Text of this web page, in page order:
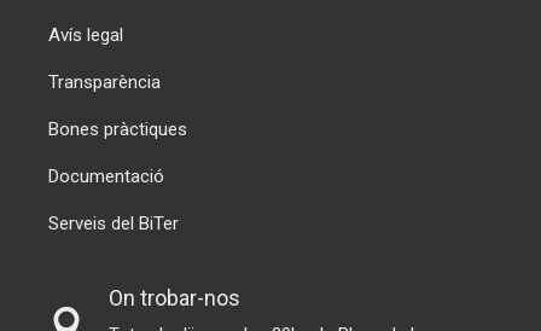
Avís legal
Transparència
Bones pràctiques
Documentació
Serveis del BiTer
On trobar-nos